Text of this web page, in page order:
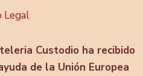
Legal
Custodio ha recibido
de la Unión Europea